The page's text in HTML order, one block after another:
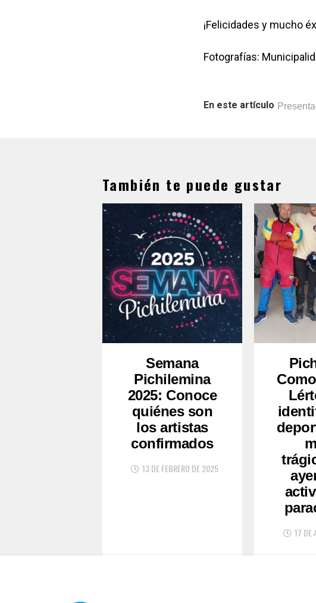
¡Felicidades y mucho
Fotografías:
En este artículo
También te puede gustar
Semana
Pichilemina
2025: Conoce
quiénes son
los artistas
confirmados
13 DE FEBRERO DE 2025
17 DE